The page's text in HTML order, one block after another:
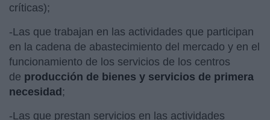
críticas);
-Las que trabajan en las actividades que participan
en la cadena de abastecimiento del mercado y en el
funcionamiento de los servicios de los centros
de producción de bienes y servicios de primera
necesidad;
-Las que prestan servicios en las actividades